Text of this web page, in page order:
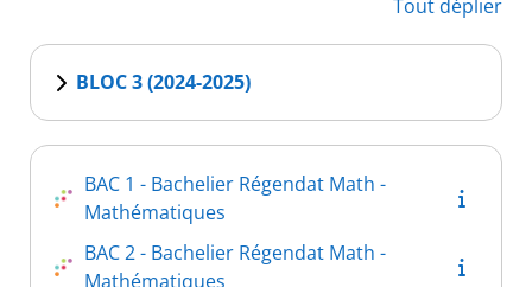
Tout déplier
BLOC 3 (2024-2025)
BAC 1 - Bachelier Régendat Math -
Mathématiques
BAC 2 - Bachelier Régendat Math -
Mathématiques